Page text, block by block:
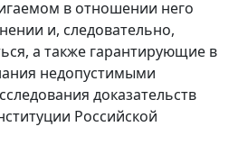
в отношении него
и, следовательно,
а также гарантирующие в
недопустимыми
доказательств
Российской